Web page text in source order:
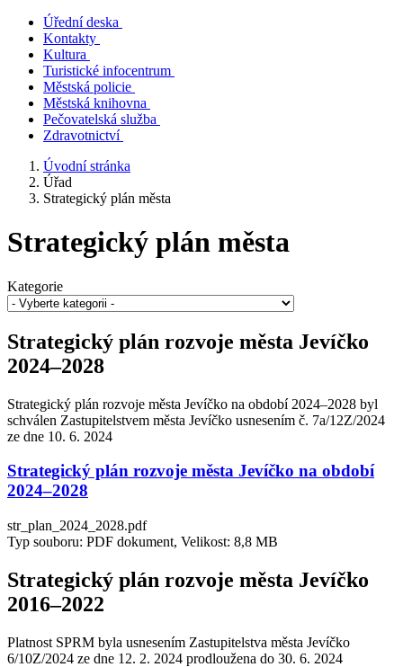
Úřední deska
Kontakty
Kultura
Turistické infocentrum
Městská policie
Městská knihovna
Pečovatelská služba
Zdravotnictví
Úvodní stránka
Úřad
Strategický plán města
Strategický plán města
Kategorie
Strategický plán rozvoje města Jevíčko
2024–2028
Strategický plán rozvoje města Jevíčko na období 2024–2028 byl
schválen Zastupitelstvem města Jevíčko usnesením č. 7a/12Z/2024
ze dne 10. 6. 2024
Strategický plán rozvoje města Jevíčko na období
2024–2028
str_plan_2024_2028.pdf
Typ souboru: PDF dokument, Velikost: 8,8 MB
Strategický plán rozvoje města Jevíčko
2016–2022
Platnost SPRM byla usnesením Zastupitelstva města Jevíčko
6/10Z/2024 ze dne 12. 2. 2024 prodloužena do 30. 6. 2024